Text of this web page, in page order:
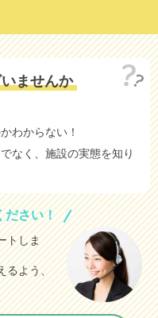
ませんか
わからない！
なく、施設の実態を知り
ださい！
トしま
るよう、